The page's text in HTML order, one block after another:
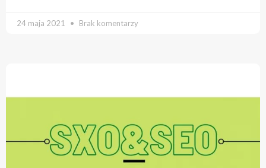
24 maja 2021 Brak komentarzy